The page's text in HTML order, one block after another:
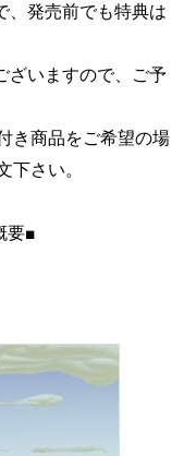
、発売前でも特典は
ざいますので、ご予
き商品をご希望の場
下さい。
要■